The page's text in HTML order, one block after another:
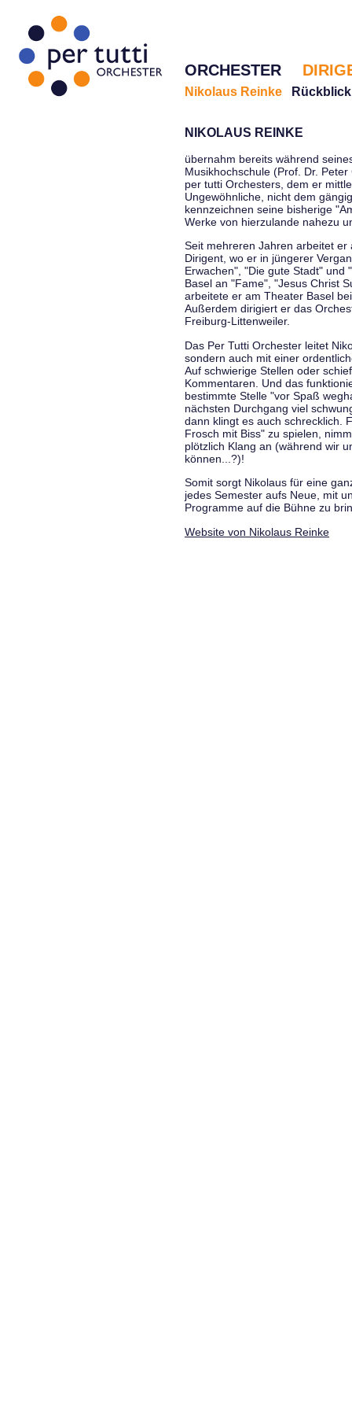
ORCHESTER
Nikolaus Reinke Rückblick
NIKOLAUS REINKE
übernahm bereits während
Musikhochschule (Prof. Dr.
per tutti Orchesters, dem er
Ungewöhnliche, nicht dem
kennzeichnen seine bisherige
Werke von hierzulande nahezu
Seit mehreren Jahren arbeitet
Dirigent, wo er in jüngerer
Erwachen", "Die gute Stadt" und
Basel an "Fame", "Jesus Christ
arbeitete er am Theater Basel
Außerdem dirigiert er das
Freiburg-Littenweiler.
Das Per Tutti Orchester leitet
sondern auch mit einer
Auf schwierige Stellen oder
Kommentaren. Und das
bestimmte Stelle "vor Spaß
nächsten Durchgang viel
dann klingt es auch schrecklich.
Frosch mit Biss" zu spielen,
plötzlich Klang an (während wir
können...?)!
Somit sorgt Nikolaus für eine
jedes Semester aufs Neue, mit
Programme auf die Bühne zu
Website von Nikolaus Reinke